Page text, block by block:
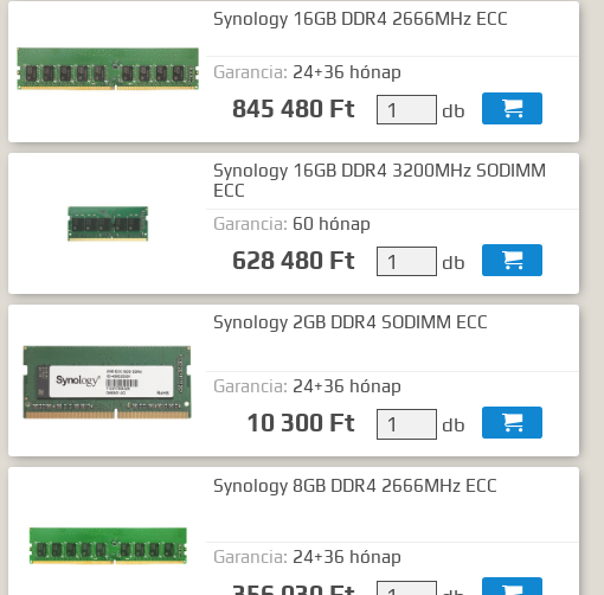
Synology 16GB DDR4 2666MHz ECC
Garancia: 24+36 hónap
845 480 Ft db 
Synology 16GB DDR4 3200MHz SODIMM
ECC
Garancia: 60 hónap
628 480 Ft db 
Synology 2GB DDR4 SODIMM ECC
Garancia: 24+36 hónap
10 300 Ft db 
Synology 8GB DDR4 2666MHz ECC
Garancia: 24+36 hónap